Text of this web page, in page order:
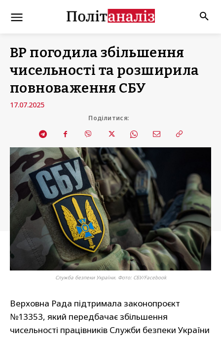
ВР погодила збільшення
чисельності та розширила
повноваження СБУ
17.07.2025
Поділитися:
Служба безпеки України. Фото: СБУ/Facebook
Верховна Рада підтримала законопроєкт
№13353, який передбачає збільшення
чисельності працівників Служби безпеки України